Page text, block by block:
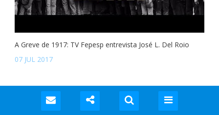
A Greve de 1917: TV Fepesp entrevista José L. Del Roio
07 JUL 2017